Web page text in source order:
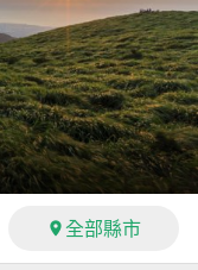
全部縣市